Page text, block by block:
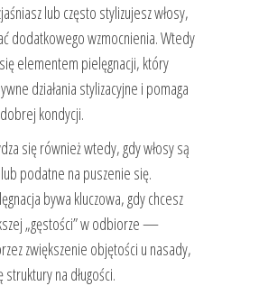
lub często stylizujesz włosy,
dodatkowego wzmocnienia. Wtedy
elementem pielęgnacji, który
działania stylizacyjne i pomaga
kondycji.
się również wtedy, gdy włosy są
podatne na puszenie się.
bywa kluczowa, gdy chcesz
„gęstości” w odbiorze —
zwiększenie objętości u nasady,
na długości.